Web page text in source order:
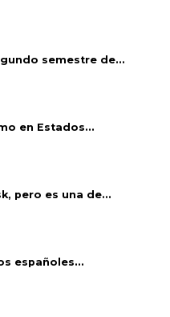
semestre de...
en Estados...
pero es una de...
españoles...